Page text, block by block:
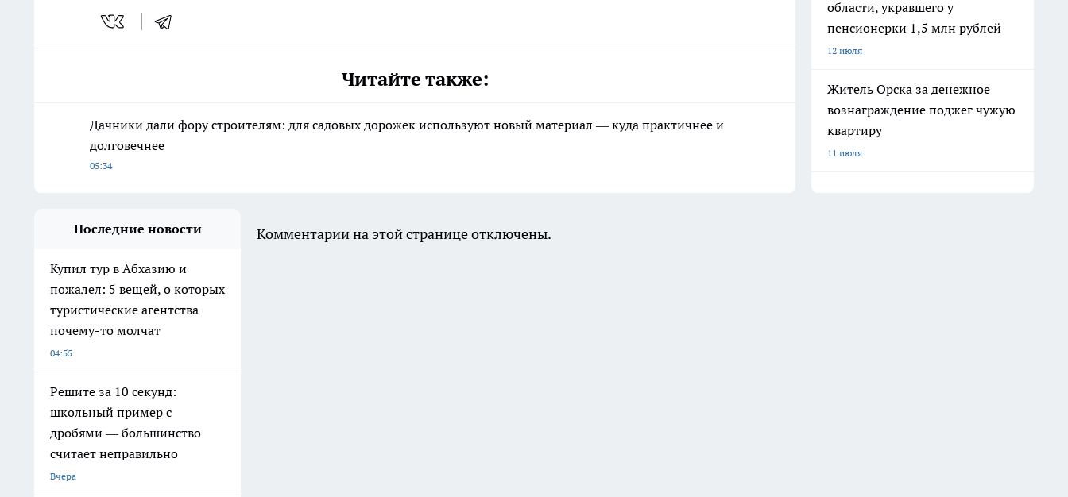
Читайте также:
Дачники дали фору строителям: для садовых дорожек используют новый материал — куда практичнее и
долговечнее
05:34
области, укравшего у
пенсионерки 1,5 млн рублей
12 июля
Житель Орска за денежное
вознаграждение поджег чужую
квартиру
11 июля
Последние новости
Купил тур в Абхазию и
пожалел: 5 вещей, о которых
туристические агентства
почему-то молчат
04:55
Решите за 10 секунд:
школьный пример с
дробями — большинство
считает неправильно
Вчера
Комментарии на этой странице отключены.